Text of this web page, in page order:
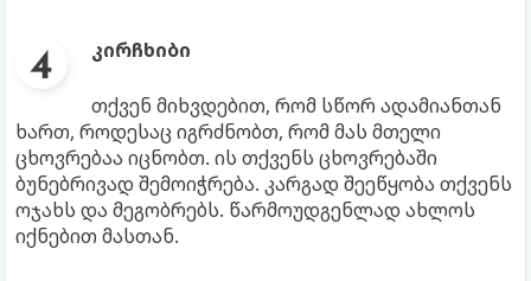
კირჩხიბი
თქვენ მიხვდებით, რომ სწორ ადამიანთან
ხართ, როდესაც იგრძნობთ, რომ მას მთელი
ცხოვრებაა იცნობთ. ის თქვენს ცხოვრებაში
ბუნებრივად შემოიჭრება. კარგად შეეწყობა თქვენს
ოჯახს და მეგობრებს. წარმოუდგენლად ახლოს
იქნებით მასთან.